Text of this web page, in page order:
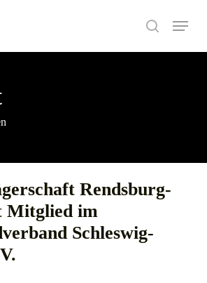
search
Menu
Rendsburg-
Mitglied im
Schleswig-